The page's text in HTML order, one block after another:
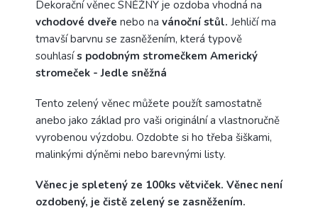
Dekorační věnec SNĚŽNÝ je ozdoba vhodná na
vchodové dveře nebo na vánoční stůl. Jehličí ma
tmavší barvnu se zasněžením, která typově
souhlasís podobným stromečkem Americký
stromeček - Jedle sněžná
Tento zelený věnec můžete použít samostatně
anebo jako základ pro vaši originální a vlastnoručně
vyrobenou výzdobu. Ozdobte si ho třeba šiškami,
malinkými dýněmi nebo barevnými listy.
Věnec je spletený ze 100ks větviček. Věnec není
ozdobený, je čistě zelený se zasněžením.